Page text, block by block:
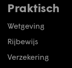
Praktisch
Wetgeving
Rijbewijs
Verzekering